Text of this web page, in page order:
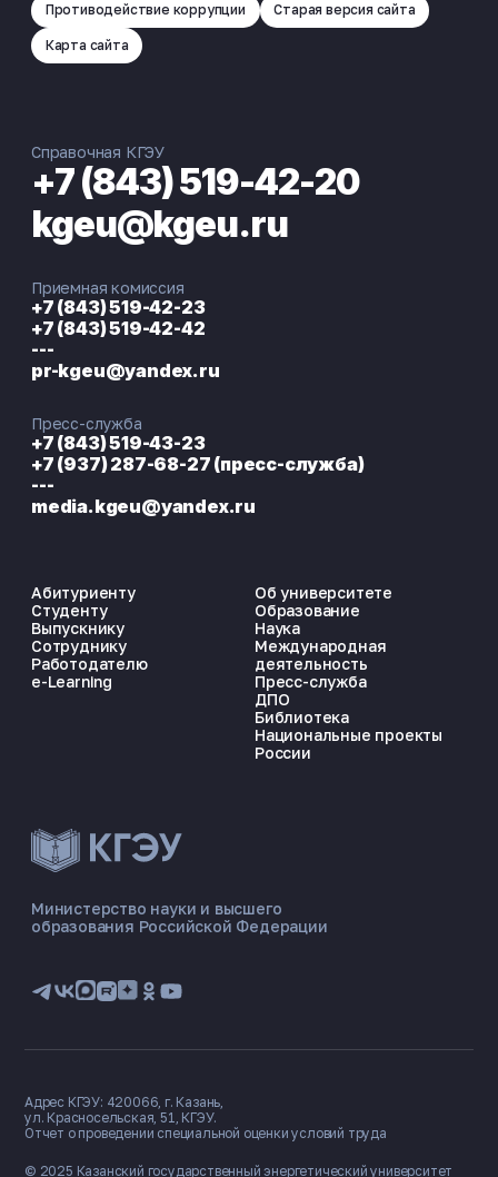
ЭНЕРГОКОД — ПОМОЩНИК КГЭУ
📋 Приёмная комиссия
🏠 Общежитие
Противодействие коррупции Старая версия сайта
Карта сайта
Министерство науки и высшего
образования Российской Федерации
Абитуриенту
Студенту
Выпускнику
Сотруднику
Работодателю
e-Learning
Об университете
Образование
Наука
Международная
деятельность
Пресс-служба
ДПО
Библиотека
Национальные проекты
России
Справочная КГЭУ
+7 (843) 519-42-20
kgeu@kgeu.ru
Приемная комиссия
+7 (843) 519-42-23
+7 (843) 519-42-42
---
pr-kgeu@yandex.ru
Пресс-служба
+7 (843) 519-43-23
+7 (937) 287-68-27 (пресс-служба)
---
media.kgeu@yandex.ru
© 2025 Казанский государственный энергетический университет
Адрес КГЭУ: 420066, г. Казань,
ул. Красносельская, 51, КГЭУ.
Отчет о проведении специальной оценки условий труда